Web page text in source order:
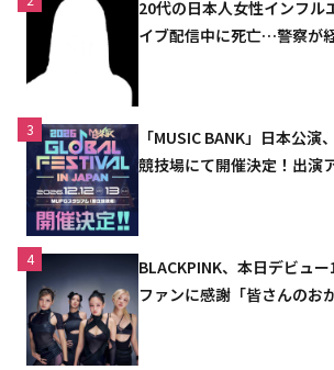
20代の日本人女性インフル
イブ配信中に死亡…警察が
3
「MUSIC BANK」日本公
競技場にて開催決定！出演
4
BLACKPINK、本日デビュ
ファンに感謝「皆さんのお